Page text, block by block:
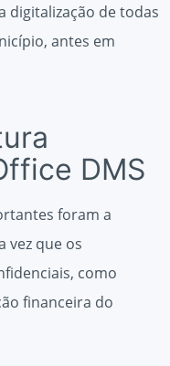
digitalização de todas
antes em
DMS
foram a
vez que os
como
financeira do